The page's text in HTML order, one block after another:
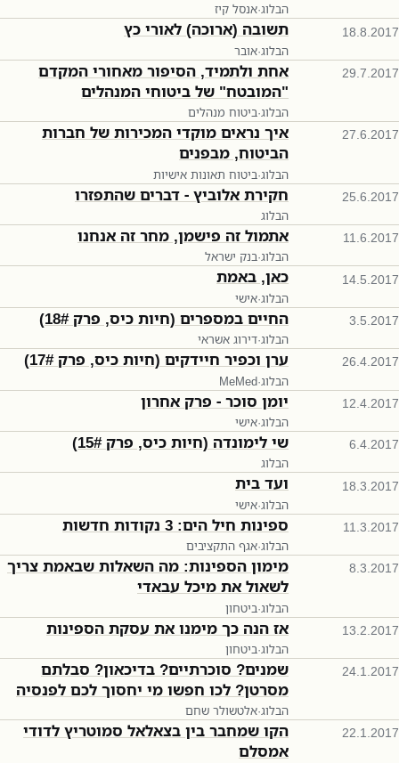
הבלוג·אנסל קיז
18.8.2017 תשובה (ארוכה) לאורי כץ
הבלוג·אובר
29.7.2017
אחת ולתמיד, הסיפור מאחורי המקדם
"המובטח" של ביטוחי המנהלים
הבלוג·ביטוח מנהלים
27.6.2017
איך נראים מוקדי המכירות של חברות
הביטוח, מבפנים
הבלוג·ביטוח תאונות אישיות
25.6.2017 חקירת אלוביץ - דברים שהתפזרו
הבלוג
11.6.2017 אתמול זה פישמן, מחר זה אנחנו
הבלוג·בנק ישראל
14.5.2017 כאן, באמת
הבלוג·אישי
3.5.2017 החיים במספרים (חיות כיס, פרק 18#)
הבלוג·דירוג אשראי
26.4.2017 ערן וכפיר חיידקים (חיות כיס, פרק 17#)
הבלוג·
MeMed
12.4.2017 יומן סוכר - פרק אחרון
הבלוג·אישי
6.4.2017 שי לימונדה (חיות כיס, פרק 15#)
הבלוג
18.3.2017 ועד בית
הבלוג·אישי
11.3.2017 ספינות חיל הים: 3 נקודות חדשות
הבלוג·אגף התקציבים
8.3.2017
מימון הספינות: מה השאלות שבאמת צריך
לשאול את מיכל עבאדי
הבלוג·ביטחון
13.2.2017 אז הנה כך מימנו את עסקת הספינות
הבלוג·ביטחון
24.1.2017
שמנים? סוכרתיים? בדיכאון? סבלתם
מסרטן? לכו חפשו מי יחסוך לכם לפנסיה
הבלוג·אלטשולר שחם
22.1.2017
הקו שמחבר בין בצאלאל סמוטריץ לדודי
אמסלם